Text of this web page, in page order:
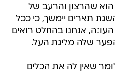
שהרצון והרעב של
תארים יימשך, כי ככל
אנחנו בהחלט רואים
שלה מליגת העל.
שאין לה את הכלים